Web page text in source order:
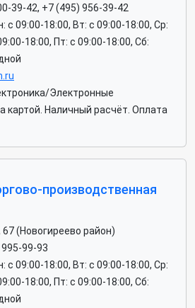
39-42, +7 (495) 956-39-42
c 09:00-18:00, Вт: c 09:00-18:00, Ср:
18:00, Пт: c 09:00-18:00, Сб:
Электронные
картой. Наличный расчёт. Оплата
производственная
67 (Новогиреево район)
99-93
c 09:00-18:00, Вт: c 09:00-18:00, Ср:
18:00, Пт: c 09:00-18:00, Сб: